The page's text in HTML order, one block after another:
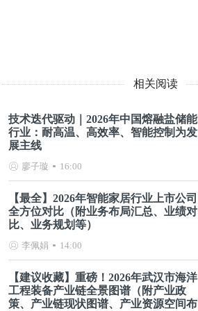
相关阅读
技术迭代驱动｜2026年中国熔融盐储能
行业：耐高温、高效率、智能控制为发
展主线
廖子璇 16:00
【最全】2026年智能家居行业上市公司
全方位对比（附业务布局汇总、业绩对
比、业务规划等）
李佩娟 14:00
【建议收藏】重磅！2026年武汉市海洋
工程装备产业链全景图谱（附产业政
策、产业链现状图谱、产业资源空间布